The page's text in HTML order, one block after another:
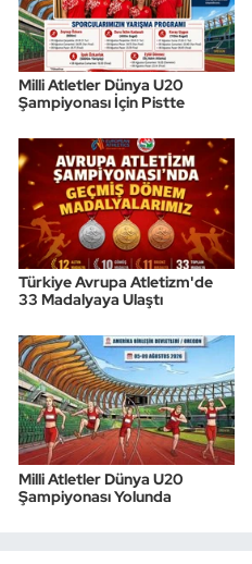
Milli Atletler Dünya U20
Şampiyonası İçin Pistte
Türkiye Avrupa Atletizm'de
33 Madalyaya Ulaştı
Milli Atletler Dünya U20
Şampiyonası Yolunda